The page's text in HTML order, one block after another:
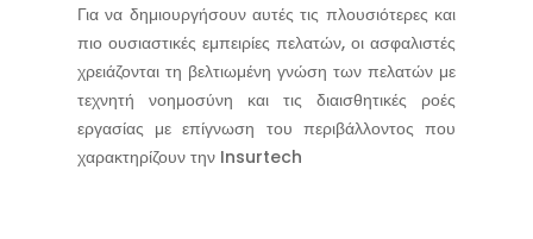
Για να δημιουργήσουν αυτές τις πλουσιότερες και
πιο ουσιαστικές εμπειρίες πελατών, οι ασφαλιστές
χρειάζονται τη βελτιωμένη γνώση των πελατών με
τεχνητή νοημοσύνη και τις διαισθητικές ροές
εργασίας με επίγνωση του περιβάλλοντος που
χαρακτηρίζουν την Insurtech